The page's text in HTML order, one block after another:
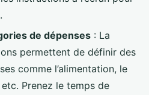
de dépenses : La
permettent de définir des
comme l’alimentation, le
Prenez le temps de